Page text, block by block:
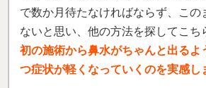
で数か月待たなければならず、この
ないと思い、他の方法を探してこち
初の施術から鼻水がちゃんと出るよ
つ症状が軽くなっていくのを実感し